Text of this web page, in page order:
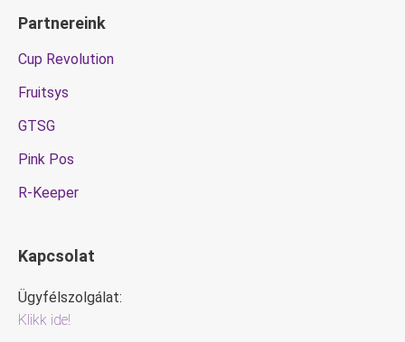
Partnereink
Cup Revolution
Fruitsys
GTSG
Pink Pos
R-Keeper
Kapcsolat
Ügyfélszolgálat:
Klikk ide!